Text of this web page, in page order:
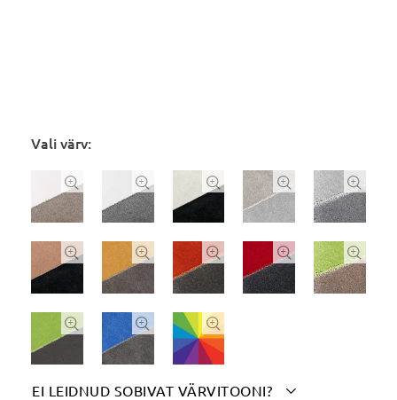
Vali värv:
    
    
  
EI LEIDNUD SOBIVAT VÄRVITOONI? 